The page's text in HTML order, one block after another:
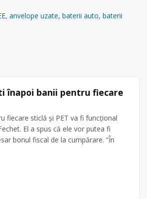
, anvelope uzate, baterii auto, baterii
înapoi banii pentru fiecare
fiecare sticlă şi PET va fi funcțional
El a spus că ele vor putea fi
bonul fiscal de la cumpărare. “În